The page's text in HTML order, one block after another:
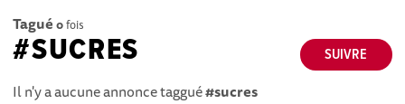
Tagué 0fois
SUIVRE
#SUCRES
Il n'y a aucune annonce taggué#sucres